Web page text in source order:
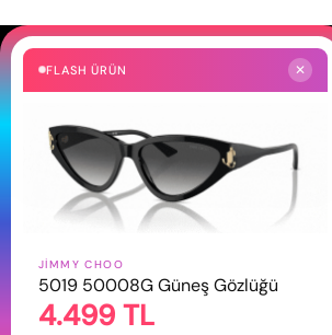
Hakkımızda
Gizlilik Politikası
İletişim
FLASH ÜRÜN ✕
JIMMY CHOO
5019 50008G Güneş Gözlüğü
4.499 TL